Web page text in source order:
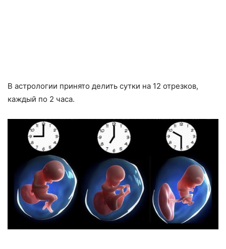
В астрологии принято делить сутки на 12 отрезков,
каждый по 2 часа.